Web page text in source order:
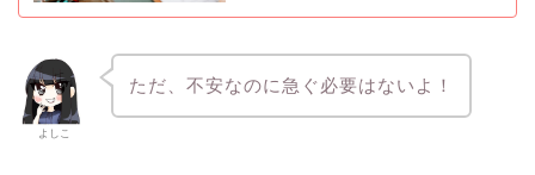
よしこ
ただ、不安なのに急ぐ必要はないよ！